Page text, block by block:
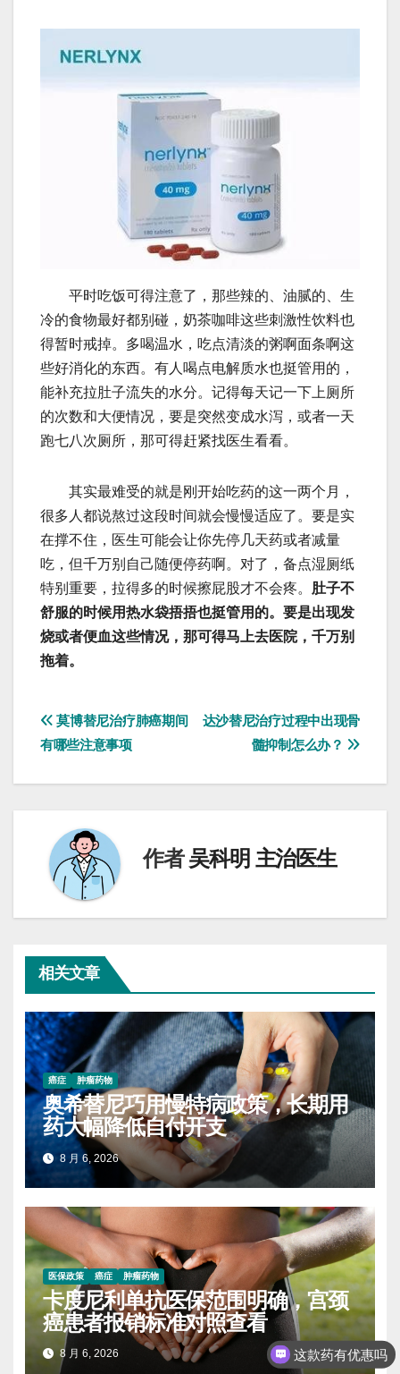
平时吃饭可得注意了，那些辣的、油腻的、生
冷的食物最好都别碰，奶茶咖啡这些刺激性饮料也
得暂时戒掉。多喝温水，吃点清淡的粥啊面条啊这
些好消化的东西。有人喝点电解质水也挺管用的，
能补充拉肚子流失的水分。记得每天记一下上厕所
的次数和大便情况，要是突然变成水泻，或者一天
跑七八次厕所，那可得赶紧找医生看看。
其实最难受的就是刚开始吃药的这一两个月，
很多人都说熬过这段时间就会慢慢适应了。要是实
在撑不住，医生可能会让你先停几天药或者减量
吃，但千万别自己随便停药啊。对了，备点湿厕纸
特别重要，拉得多的时候擦屁股才不会疼。 肚子不
舒服的时候用热水袋捂捂也挺管用的。要是出现发
烧或者便血这些情况，那可得马上去医院，千万别
拖着。
文
章
航
达沙替尼治疗过程中出现骨
髓抑制怎么办？
莫博替尼治疗肺癌期间
有哪些注意事项
作者吴科明 主治医生
相关文章
癌症 肿瘤药物
奥希替尼巧用慢特病政策，长期用
药大幅降低自付开支
8 月 6, 2026
医保政策 癌症 肿瘤药物
卡度尼利单抗医保范围明确，宫颈
癌患者报销标准对照查看
8 月 6, 2026 这款药有优惠吗